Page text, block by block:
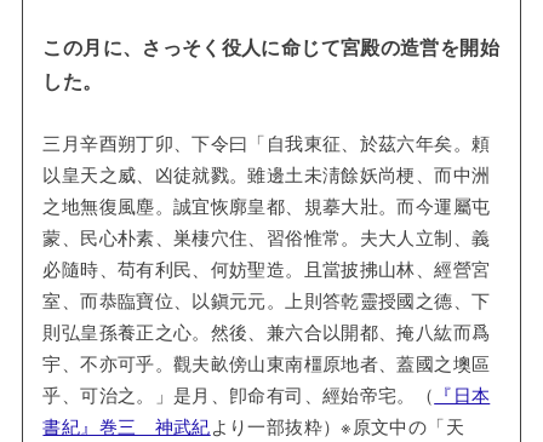
この月に、さっそく役人に命じて宮殿の造営を開始
した。
三月辛酉朔丁卯、下令曰「自我東征、於茲六年矣。頼
以皇天之威、凶徒就戮。雖邊土未淸餘妖尚梗、而中洲
之地無復風塵。誠宜恢廓皇都、規摹大壯。而今運屬屯
蒙、民心朴素、巣棲穴住、習俗惟常。夫大人立制、義
必隨時、苟有利民、何妨聖造。且當披拂山林、經營宮
室、而恭臨寶位、以鎭元元。上則答乾靈授國之德、下
則弘皇孫養正之心。然後、兼六合以開都、掩八紘而爲
宇、不亦可乎。觀夫畝傍山東南橿原地者、蓋國之墺區
乎、可治之。」是月、卽命有司、經始帝宅。（ 『日本
書紀』巻三 神武紀より一部抜粋）※原文中の「天